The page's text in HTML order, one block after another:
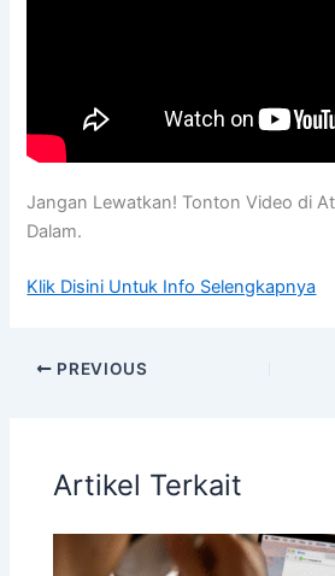
Jangan Lewatkan! Tonton Video di
Dalam.
Klik Disini Untuk Info Selengkapnya
PREVIOUS
Artikel Terkait